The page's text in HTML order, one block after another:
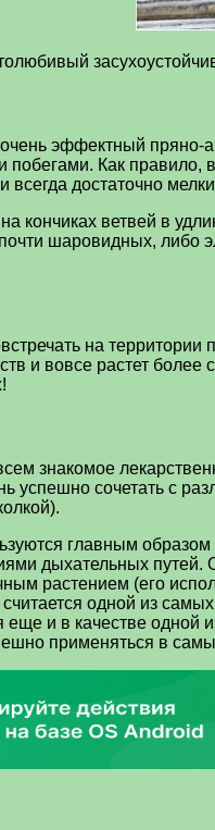
эффектный
Как правило,
всегда достаточно
кончиках ветвей в
шаровидных, либо
на
и вовсе растет
знакомое
успешно сочетать с
главным
дыхательных путей.
растением (его
одной из
еще и в качестве одной
применяться в